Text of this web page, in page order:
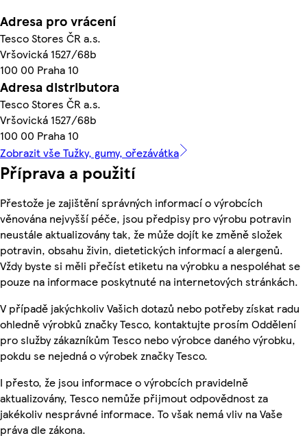
Adresa pro vrácení
Tesco Stores ČR a.s.
Vršovická 1527/68b
100 00 Praha 10
Adresa distributora
Tesco Stores ČR a.s.
Vršovická 1527/68b
100 00 Praha 10
Zobrazit vše Tužky, gumy, ořezávátka
Příprava a použití
Přestože je zajištění správných informací o výrobcích
věnována nejvyšší péče, jsou předpisy pro výrobu potravin
neustále aktualizovány tak, že může dojít ke změně složek
potravin, obsahu živin, dietetických informací a alergenů.
Vždy byste si měli přečíst etiketu na výrobku a nespoléhat se
pouze na informace poskytnuté na internetových stránkách.
V případě jakýchkoliv Vašich dotazů nebo potřeby získat radu
ohledně výrobků značky Tesco, kontaktujte prosím Oddělení
pro služby zákazníkům Tesco nebo výrobce daného výrobku,
pokdu se nejedná o výrobek značky Tesco.
I přesto, že jsou informace o výrobcích pravidelně
aktualizovány, Tesco nemůže přijmout odpovědnost za
jakékoliv nesprávné informace. To však nemá vliv na Vaše
práva dle zákona.